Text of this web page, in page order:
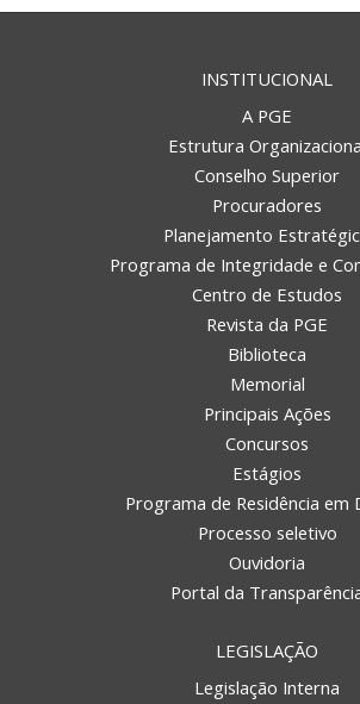
INSTITUCIONAL
A PGE
Estrutura
Conselho Superior
Procuradores
Planejamento
Programa de Integridade e
Centro de Estudos
Revista da PGE
Biblioteca
Memorial
Principais Ações
Concursos
Estágios
Programa de Residência em
Processo seletivo
Ouvidoria
Portal da
LEGISLAÇÃO
Legislação Interna